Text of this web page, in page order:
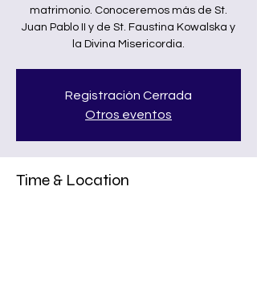
matrimonio. Conoceremos más de St.
Juan Pablo II y de St. Faustina Kowalska y
la Divina Misericordia.
Registración Cerrada
Otros eventos
Time & Location